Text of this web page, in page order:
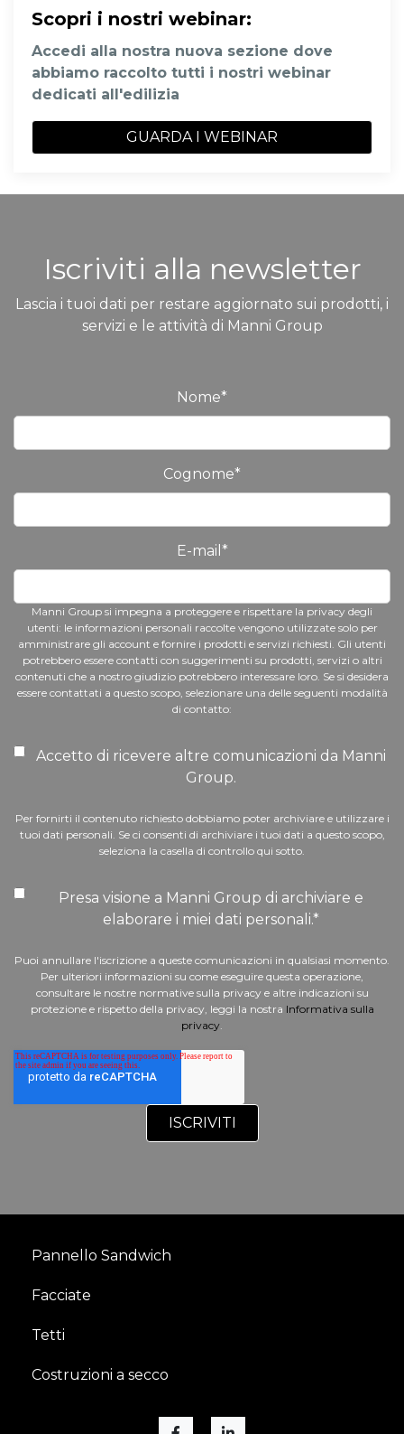
Scopri i nostri webinar:
Accedi alla nostra nuova sezione dove
abbiamo raccolto tutti i nostri webinar
dedicati all'edilizia
GUARDA I WEBINAR
Iscriviti alla newsletter
Lascia i tuoi dati per restare aggiornato sui prodotti, i
servizi e le attività di Manni Group
Nome*
Cognome*
E-mail *
Manni Group si impegna a proteggere e rispettare la privacy degli
utenti: le informazioni personali raccolte vengono utilizzate solo per
amministrare gli account e fornire i prodotti e servizi richiesti. Gli utenti
potrebbero essere contatti con suggerimenti su prodotti, servizi o altri
contenuti che a nostro giudizio potrebbero interessare loro. Se si desidera
essere contattati a questo scopo, selezionare una delle seguenti modalità
di contatto:
Accetto di ricevere altre comunicazioni da Manni
Group.
Per fornirti il contenuto richiesto dobbiamo poter archiviare e utilizzare i
tuoi dati personali. Se ci consenti di archiviare i tuoi dati a questo scopo,
seleziona la casella di controllo qui sotto.
Presa visione a Manni Group di archiviare e
elaborare i miei dati personali.*
Puoi annullare l'iscrizione a queste comunicazioni in qualsiasi momento.
Per ulteriori informazioni su come eseguire questa operazione,
consultare le nostre normative sulla privacy e altre indicazioni su
protezione e rispetto della privacy, leggi la nostra Informativa sulla
privacy.
Pannello Sandwich
Facciate
Tetti
Costruzioni a secco